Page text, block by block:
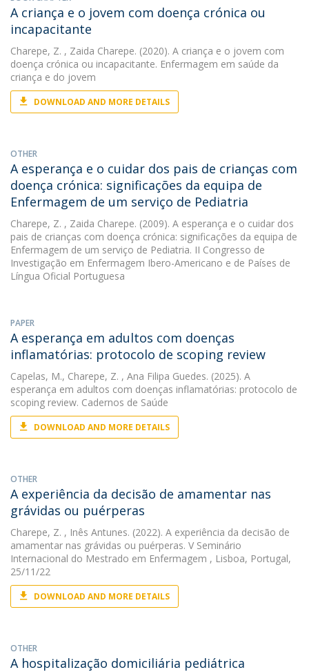
A criança e o jovem com doença crónica ou
incapacitante
Charepe, Z. , Zaida Charepe. (2020). A criança e o jovem com
doença crónica ou incapacitante. Enfermagem em saúde da
criança e do jovem
DOWNLOAD AND MORE DETAILS
OTHER
A esperança e o cuidar dos pais de crianças com
doença crónica: significações da equipa de
Enfermagem de um serviço de Pediatria
Charepe, Z. , Zaida Charepe. (2009). A esperança e o cuidar dos
pais de crianças com doença crónica: significações da equipa de
Enfermagem de um serviço de Pediatria. II Congresso de
Investigação em Enfermagem Ibero-Americano e de Países de
Língua Oficial Portuguesa
PAPER
A esperança em adultos com doenças
inflamatórias: protocolo de scoping review
Capelas, M., Charepe, Z. , Ana Filipa Guedes. (2025). A
esperança em adultos com doenças inflamatórias: protocolo de
scoping review. Cadernos de Saúde
DOWNLOAD AND MORE DETAILS
OTHER
A experiência da decisão de amamentar nas
grávidas ou puérperas
Charepe, Z. , Inês Antunes. (2022). A experiência da decisão de
amamentar nas grávidas ou puérperas. V Seminário
Internacional do Mestrado em Enfermagem , Lisboa, Portugal,
25/11/22
DOWNLOAD AND MORE DETAILS
OTHER
A hospitalização domiciliária pediátrica